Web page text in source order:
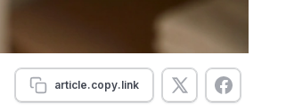
article.copy.link